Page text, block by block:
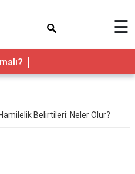
☰
Belirtileri: Neler Olur?